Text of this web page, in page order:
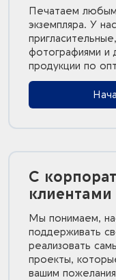
Печатаем
экземпляра. У
фотографиями и
продукции по
С
клиентами
Мы понимаем,
поддерживать
реализовать
проекты,
вашим